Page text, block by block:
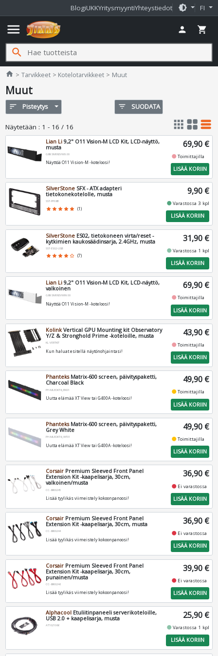
BlogiUKKYritysmyyntiYhteystiedot brightness_medium FI
menu person shopping_cart
search
home Jimms.fi
Tarvikkeet Kotelotarvikkeet Muut
Muut
sort Pisteytys filter_list SUODATA
Näytetään : 1 - 16 / 16 apps grid_view table_rows
Lian Li 9,2" O11 Vision-M LCD Kit, LCD-näyttö,
musta
G89.SM092VMX.00
Näyttöä O11 Vision-M -koteloosi!
69,90 €
fiber_manual_recordToimittajilla
LISÄÄ KORIIN
SilverStone SFX - ATX adapteri
tietokonekotelolle, musta
SST-PP08B
star star star star star (1)
9,90 €
fiber_manual_recordVarastossa 3 kpl
LISÄÄ KORIIN
SilverStone ES02, tietokoneen virta/reset -
kytkimien kaukosäädinsarja, 2.4GHz, musta
SST-ES02-USB
star star star star star_border (7)
31,90 €
fiber_manual_recordVarastossa 1 kpl
LISÄÄ KORIIN
Lian Li 9,2" O11 Vision-M LCD Kit, LCD-näyttö,
valkoinen
G89.SM092VMW.00
Näyttöä O11 Vision-M -koteloosi!
69,90 €
fiber_manual_recordToimittajilla
LISÄÄ KORIIN
Kolink Vertical GPU Mounting kit Observatory
Y/Z & Stronghold Prime -koteloille, musta
KL-VERTKIT
Kun haluat esitellä näytönohjaintasi!
43,90 €
fiber_manual_recordToimittajilla
LISÄÄ KORIIN
PhanteksMatrix-600 screen, päivityspaketti,
Charcoal Black
PH-MLEDKT6_BK01
Uutta elämää XT View tai G400A -koteloosi!
49,90 €
fiber_manual_recordToimittajilla
LISÄÄ KORIIN
PhanteksMatrix-600 screen, päivityspaketti,
Grey White
PH-MLEDKT6_WT01
Uutta elämää XT View tai G400A -koteloosi!
49,90 €
fiber_manual_recordToimittajilla
LISÄÄ KORIIN
Corsair Premium Sleeved Front Panel
Extension Kit -kaapelisarja, 30cm,
valkoinen/musta
CC-8900245
Lisää tyylikäs viimeistely kokoonpanoosi!
36,90 €
fiber_manual_record Ei varastossa
LISÄÄ KORIIN
Corsair Premium Sleeved Front Panel
Extension Kit -kaapelisarja, 30cm, musta
CC-8900244
Lisää tyylikäs viimeistely kokoonpanoosi!
36,90 €
fiber_manual_record Ei varastossa
LISÄÄ KORIIN
Corsair Premium Sleeved Front Panel
Extension Kit -kaapelisarja, 30cm,
punainen/musta
CC-8900246
Lisää tyylikäs viimeistely kokoonpanoosi!
39,90 €
fiber_manual_record Ei varastossa
LISÄÄ KORIIN
Alphacool Etuliitinpaneeli serverikoteloille,
USB 2.0 + kaapelisarja, musta
AT1021066
25,90 €
fiber_manual_recordVarastossa 1 kpl
LISÄÄ KORIIN